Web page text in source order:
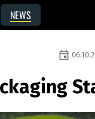
NEWS
event